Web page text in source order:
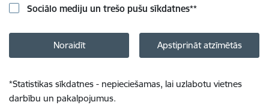
Sociālo mediju un trešo pušu sīkdatnes**
Noraidīt Apstiprināt atzīmētās
*Statistikas sīkdatnes - nepieciešamas, lai uzlabotu vietnes
darbību un pakalpojumus.